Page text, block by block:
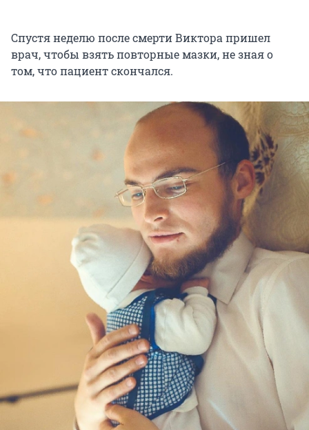
Спустя неделю после смерти Виктора пришел
врач, чтобы взять повторные мазки, не зная о
том, что пациент скончался.